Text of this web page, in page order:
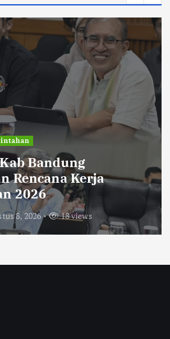
Bandung
Rencana Kerja
2026
8, 2026 18 views